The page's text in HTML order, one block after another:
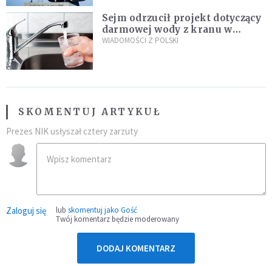
Sejm odrzucił projekt dotyczący
darmowej wody z kranu w
restauracjach
WIADOMOŚCI Z POLSKI
SKOMENTUJ ARTYKUŁ
Prezes NIK usłyszał cztery zarzuty
Zaloguj się lub skomentuj jako Gość
Twój komentarz będzie moderowany
DODAJ KOMENTARZ